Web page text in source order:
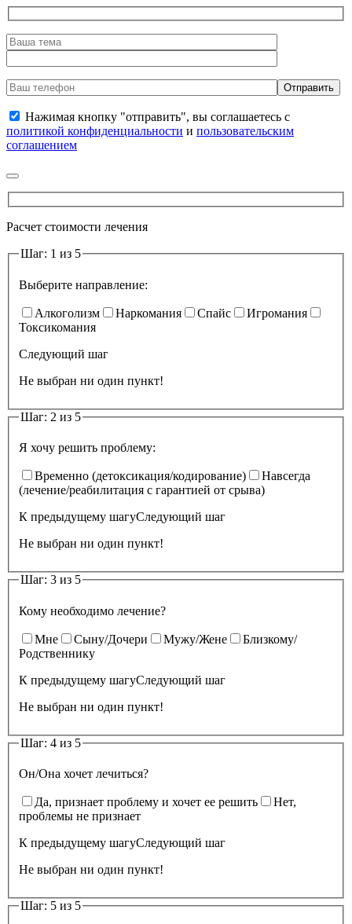
Нажимая кнопку "отправить", вы соглашаетесь с
политикой конфиденциальности и пользовательским
соглашением
Расчет стоимости лечения
Шаг: 1 из 5
Выберите направление:
Алкоголизм Наркомания Спайс
Игромания
Токсикомания
Следующий шаг
Не выбран ни один пункт!
Шаг: 2 из 5
Я хочу решить проблему:
Временно (детоксикация/кодирование)
Навсегда
(лечение/реабилитация с гарантией от срыва)
К предыдущему шагуСледующий шаг
Не выбран ни один пункт!
Шаг: 3 из 5
Кому необходимо лечение?
Мне Сыну/Дочери Мужу/Жене
Близкому/
Родственнику
К предыдущему шагуСледующий шаг
Не выбран ни один пункт!
Шаг: 4 из 5
Он/Она хочет лечиться?
Да, признает проблему и хочет ее решить
Нет,
проблемы не признает
К предыдущему шагуСледующий шаг
Не выбран ни один пункт!
Шаг: 5 из 5